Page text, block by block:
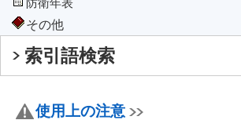
防衛年表
その他
索引語検索
使用上の注意